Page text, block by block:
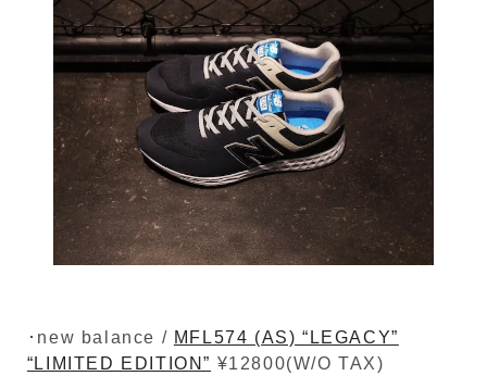
･new balance / MFL574 (AS) “LEGACY”
“LIMITED EDITION” ¥12800(W/O TAX)